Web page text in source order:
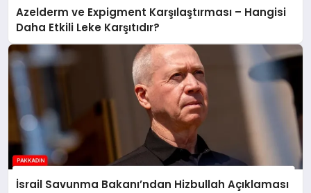
Azelderm ve Expigment Karşılaştırması – Hangisi
Daha Etkili Leke Karşıtıdır?
İsrail Savunma Bakanı’ndan Hizbullah Açıklaması